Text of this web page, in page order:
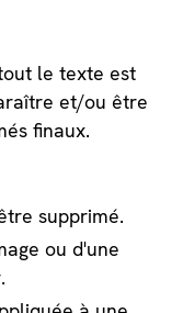
le texte est
et/ou être
finaux.
supprimé.
ou d'une